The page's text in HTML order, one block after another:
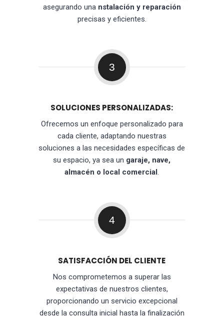
asegurando una nstalación y reparación
precisas y eficientes.
3
SOLUCIONES PERSONALIZADAS:
Ofrecemos un enfoque personalizado para
cada cliente, adaptando nuestras
soluciones a las necesidades específicas de
su espacio, ya sea un garaje, nave,
almacén o local comercial.
4
SATISFACCIÓN DEL CLIENTE
Nos comprometemos a superar las
expectativas de nuestros clientes,
proporcionando un servicio excepcional
desde la consulta inicial hasta la finalización